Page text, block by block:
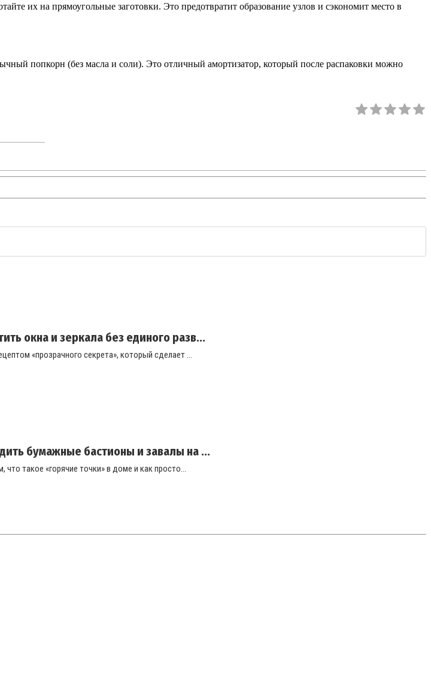
их на прямоугольные заготовки. Это предотвратит образование узлов и сэкономит место в
попкорн (без масла и соли). Это отличный амортизатор, который после распаковки можно
окна и зеркала без единого разв...
«прозрачного секрета», который сделает ...
бумажные бастионы и завалы на ...
такое «горячие точки» в доме и как просто...